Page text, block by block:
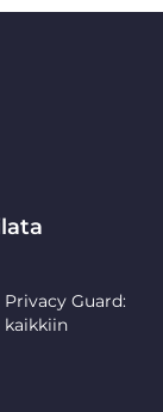
Guard:
kaikkiin